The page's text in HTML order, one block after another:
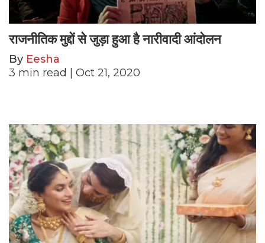
राजनीतिक मुद्दों से जुड़ा हुआ है नारीवादी आंदोलन
By Eesha
3 min read | Oct 21, 2020